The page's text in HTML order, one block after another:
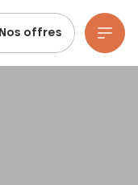
Respirez, imaginez, réservez : les réservations estivales 2027 sont déjà ouvertes !
Nos offres